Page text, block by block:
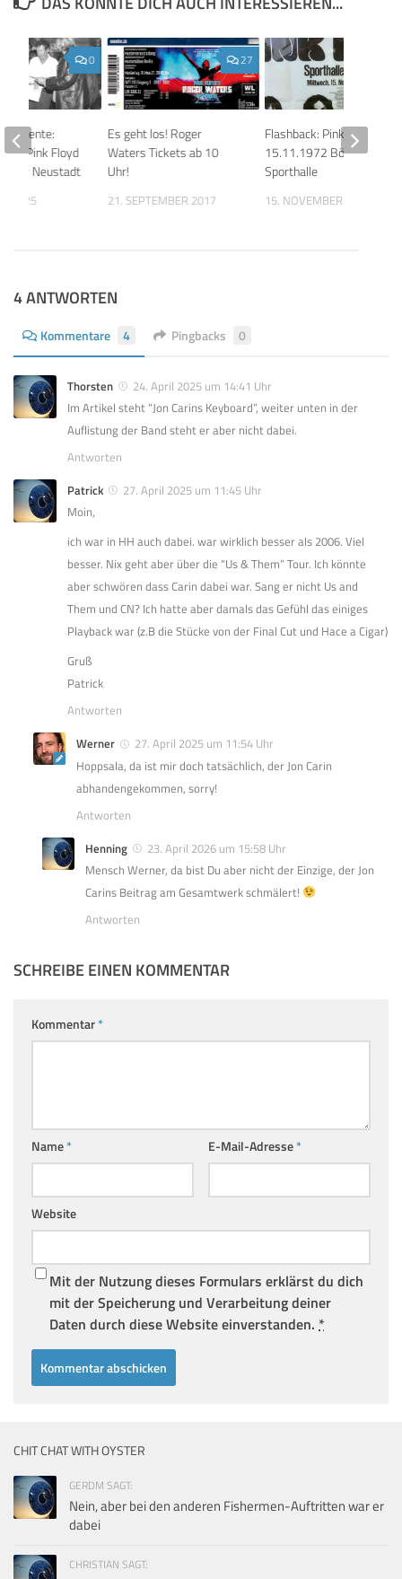
27
Es geht los! Roger
Waters Tickets ab 10
Uhr!
21. SEPTEMBER 2017
Flashback: Pink Floyd
15.11.1972 Böblingen,
Sporthalle
15. NOVEMBER 2025
0
bei Pink Floyd
Neustadt
2025
4 ANTWORTEN
Kommentare 4 Pingbacks 0
Thorsten
24. April 2025 um 14:41 Uhr
Im Artikel steht “Jon Carins Keyboard”, weiter unten in der
Auflistung der Band steht er aber nicht dabei.
Antworten
Patrick
27. April 2025 um 11:45 Uhr
Moin,
ich war in HH auch dabei. war wirklich besser als 2006. Viel
besser. Nix geht aber über die “Us & Them” Tour. Ich könnte
aber schwören dass Carin dabei war. Sang er nicht Us and
Them und CN? Ich hatte aber damals das Gefühl das einiges
Playback war (z.B die Stücke von der Final Cut und Hace a Cigar)
Gruß
Patrick
Antworten
Werner
27. April 2025 um 11:54 Uhr
Hoppsala, da ist mir doch tatsächlich, der Jon Carin
abhandengekommen, sorry!
Antworten
Henning
23. April 2026 um 15:58 Uhr
Mensch Werner, da bist Du aber nicht der Einzige, der Jon
Carins Beitrag am Gesamtwerk schmälert!
Antworten
SCHREIBE EINEN KOMMENTAR
Kommentar*
Name* E-Mail-Adresse*
Website
Mit der Nutzung dieses Formulars erklärst du dich
mit der Speicherung und Verarbeitung deiner
Daten durch diese Website einverstanden. *
CHIT CHAT WITH OYSTER
GERDM SAGT:
Nein, aber bei den anderen Fishermen-Auftritten war er
dabei
CHRISTIAN SAGT: